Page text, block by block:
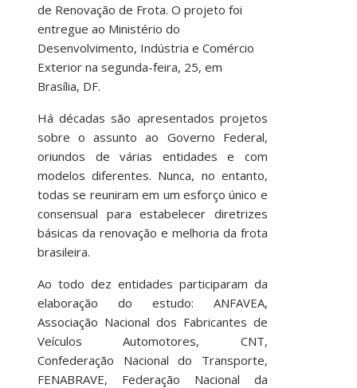
de Renovação de Frota. O projeto foi
entregue ao Ministério do
Desenvolvimento, Indústria e Comércio
Exterior na segunda-feira, 25, em
Brasília, DF.
Há décadas são apresentados projetos
sobre o assunto ao Governo Federal,
oriundos de várias entidades e com
modelos diferentes. Nunca, no entanto,
todas se reuniram em um esforço único e
consensual para estabelecer diretrizes
básicas da renovação e melhoria da frota
brasileira.
Ao todo dez entidades participaram da
elaboração do estudo: ANFAVEA,
Associação Nacional dos Fabricantes de
Veículos Automotores, CNT,
Confederação Nacional do Transporte,
FENABRAVE, Federação Nacional da